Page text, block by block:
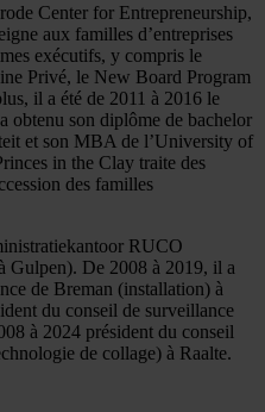
Center for Entrepreneurship,
aux familles d’entreprises
exécutifs, y compris le
Privé, le New Board Program
il a été de 2011 à 2016 le
obtenu son diplôme de bachelor
et son MBA de l’University of
in the Clay traite des
des familles
RUCO
Gulpen). De 2008 à 2019, il a
de Breman (installation) à
du conseil de surveillance
à 2024 président du conseil
de collage) à Raalte.